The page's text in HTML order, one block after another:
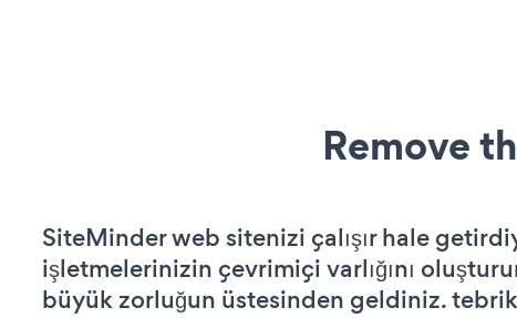
Remove
SiteMinder web sitenizi çalışır hale
işletmelerinizin çevrimiçi varlığını
büyük zorluğun üstesinden geldiniz.